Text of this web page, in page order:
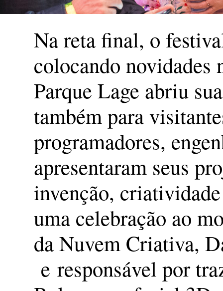
Na reta final, o
colocando novidades
Parque Lage abriu
também para
programadores,
apresentaram seus
invenção,
uma celebração ao
da Nuvem Criativa,
e responsável por